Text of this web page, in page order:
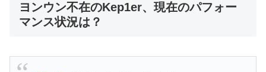
ヨンウン不在のKep1er、現在のパフォー
マンス状況は？